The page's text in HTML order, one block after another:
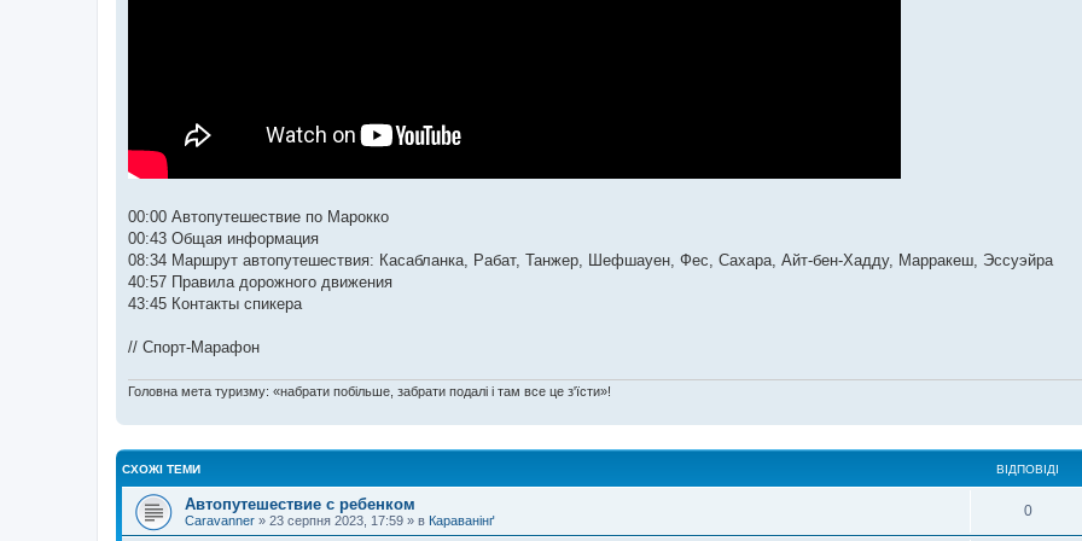
00:00 Автопутешествие по Марокко
00:43 Общая информация
08:34 Маршрут автопутешествия: Касабланка, Рабат, Танжер, Шефшауен, Фес, Сахара, Айт-бен-Хадду, Марракеш, Эссуэйра
40:57 Правила дорожного движения
43:45 Контакты спикера
// Спорт-Марафон
Головна мета туризму: «набрати побільше, забрати подалі і там все це з'їсти»!
СХОЖІ ТЕМИ ВІДПОВІДІ
Автопутешествие с ребенком
Caravanner » 23 серпня 2023, 17:59 » в Караванінґ
0